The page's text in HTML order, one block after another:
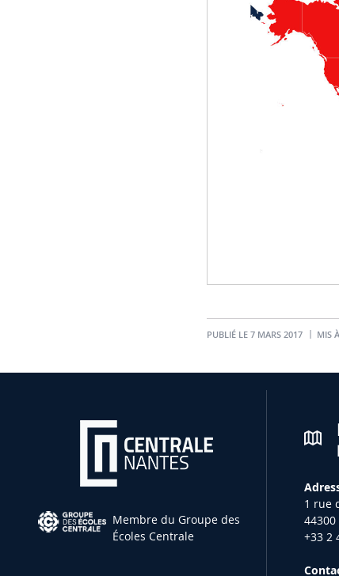
PUBLIÉ LE 7 MARS 2017 MIS
Membre du Groupe des
Écoles Centrale
1 rue
+33 2